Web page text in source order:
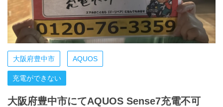
大阪府豊中市 AQUOS
充電ができない
大阪府豊中市にてAQUOS Sense7充電不可